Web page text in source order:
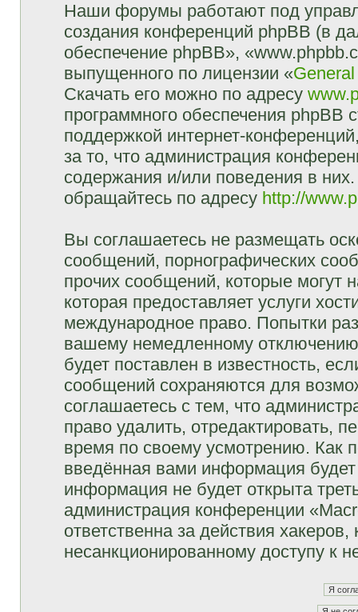
Наши форумы работают под
создания конференций phpBB (в
обеспечение phpBB»,
выпущенного по лицензии «
Скачать его можно по адресу
программного обеспечения phpBB
поддержкой интернет-
за то, что администрация
содержания и/или поведения в
обращайтесь по адресу http://
Вы соглашаетесь не размещать
сообщений, порнографических
прочих сообщений, которые могут
которая предоставляет услуги
международное право. Попытки
вашему немедленному
будет поставлен в известность,
сообщений сохраняются для
соглашаетесь с тем, что
право удалить, отредактировать,
время по своему усмотрению. Как
введённая вами информация
информация не будет открыта
администрация конференции
ответственна за действия
несанкционированному доступу к